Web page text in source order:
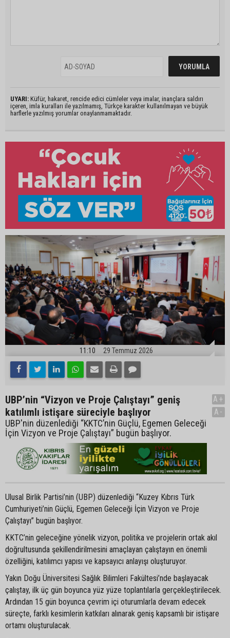
UYARI: Küfür, hakaret, rencide edici cümleler veya imalar, inançlara saldırı
içeren, imla kuralları ile yazılmamış, Türkçe karakter kullanılmayan ve büyük
harflerle yazılmış yorumlar onaylanmamaktadır.
11:10 29 Temmuz 2026
UBP’nin “Vizyon ve Proje Çalıştayı” geniş
katılımlı istişare süreciyle başlıyor
UBP'nin düzenlediği “KKTC’nin Güçlü, Egemen Geleceği
İçin Vizyon ve Proje Çalıştayı” bugün başlıyor.
A+
A-
Ulusal Birlik Partisi’nin (UBP) düzenlediği “Kuzey Kıbrıs Türk
Cumhuriyeti’nin Güçlü, Egemen Geleceği İçin Vizyon ve Proje
Çalıştayı” bugün başlıyor.
KKTC’nin geleceğine yönelik vizyon, politika ve projelerin ortak akıl
doğrultusunda şekillendirilmesini amaçlayan çalıştayın en önemli
özelliğini, katılımcı yapısı ve kapsayıcı anlayışı oluşturuyor.
Yakın Doğu Üniversitesi Sağlık Bilimleri Fakültesi’nde başlayacak
çalıştay, ilk üç gün boyunca yüz yüze toplantılarla gerçekleştirilecek.
Ardından 15 gün boyunca çevrim içi oturumlarla devam edecek
süreçte, farklı kesimlerin katkıları alınarak geniş kapsamlı bir istişare
ortamı oluşturulacak.